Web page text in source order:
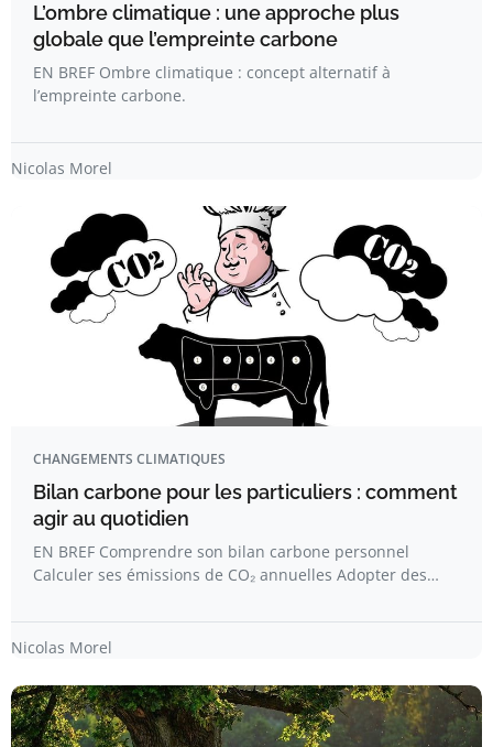
L’ombre climatique : une approche plus
globale que l’empreinte carbone
EN BREF Ombre climatique : concept alternatif à
l’empreinte carbone.
Nicolas Morel
CHANGEMENTS CLIMATIQUES
Bilan carbone pour les particuliers : comment
agir au quotidien
EN BREF Comprendre son bilan carbone personnel
Calculer ses émissions de CO₂ annuelles Adopter des…
Nicolas Morel